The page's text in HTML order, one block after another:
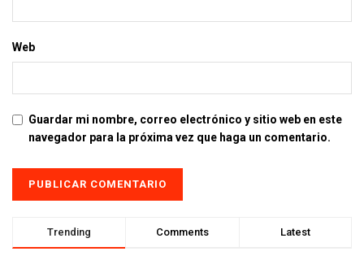
Web
Guardar mi nombre, correo electrónico y sitio web en este
navegador para la próxima vez que haga un comentario.
Trending Comments Latest